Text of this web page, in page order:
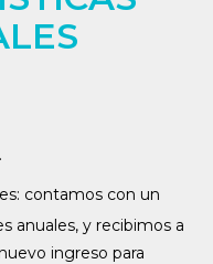
contamos con un
anuales, y recibimos a
ingreso para